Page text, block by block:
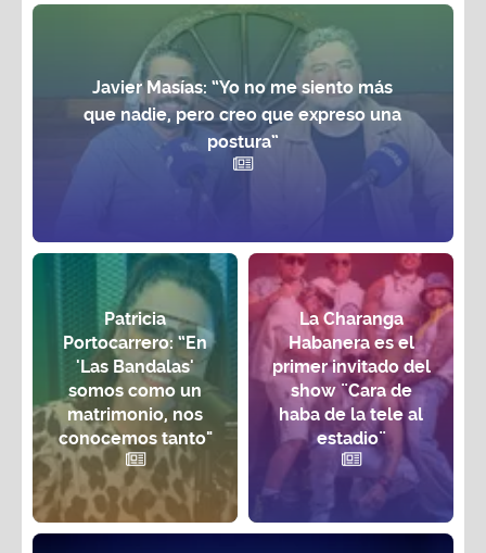
Javier Masías: “Yo no me siento más
que nadie, pero creo que expreso una
postura”
Patricia
Portocarrero: “En
'Las Bandalas'
somos como un
matrimonio, nos
conocemos tanto"
La Charanga
Habanera es el
primer invitado del
show ¨Cara de
haba de la tele al
estadio¨